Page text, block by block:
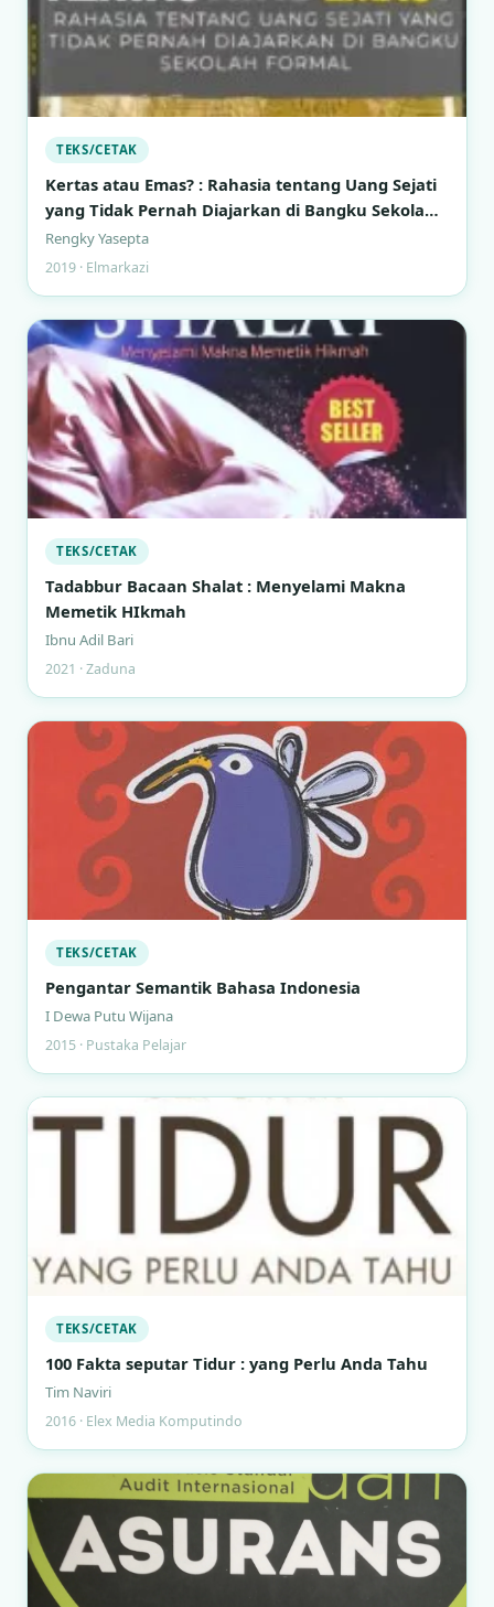
TEKS/CETAK
Kertas atau Emas? : Rahasia tentang Uang Sejati
yang Tidak Pernah Diajarkan di Bangku Sekolah
Formal
Rengky Yasepta
2019 · Elmarkazi
TEKS/CETAK
Tadabbur Bacaan Shalat : Menyelami Makna
Memetik HIkmah
Ibnu Adil Bari
2021 · Zaduna
TEKS/CETAK
Pengantar Semantik Bahasa Indonesia
I Dewa Putu Wijana
2015 · Pustaka Pelajar
TEKS/CETAK
100 Fakta seputar Tidur : yang Perlu Anda Tahu
Tim Naviri
2016 · Elex Media Komputindo